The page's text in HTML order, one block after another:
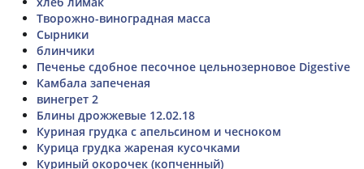
Творожно-виноградная масса
Сырники
блинчики
Печенье сдобное песочное цельнозерновое Digestive
Камбала запеченая
винегрет 2
Блины дрожжевые 12.02.18
Куриная грудка с апельсином и чесноком
Курица грудка жареная кусочками
Куриный окорочек (копченный)